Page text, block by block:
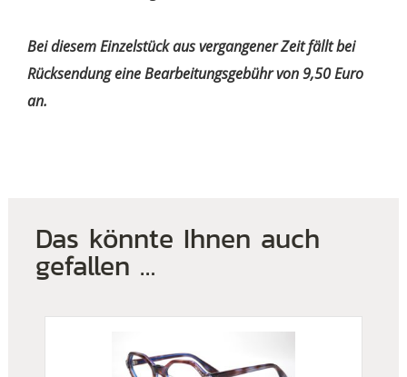
Bei diesem Einzelstück aus vergangener Zeit fällt bei
Rücksendung eine Bearbeitungsgebühr von 9,50 Euro
an.
Das könnte Ihnen auch
gefallen …